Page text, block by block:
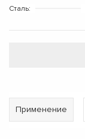
Сталь:
Применение